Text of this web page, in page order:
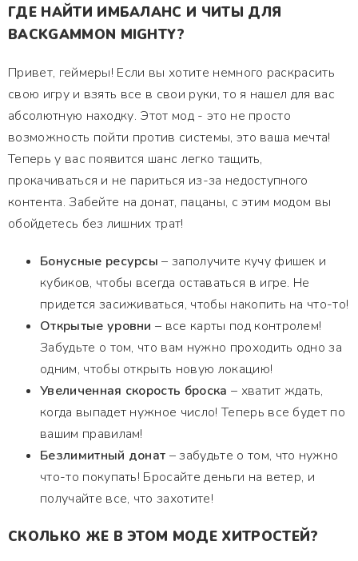
ГДЕ НАЙТИ ИМБАЛАНС И ЧИТЫ ДЛЯ
BACKGAMMON MIGHTY?
Привет, геймеры! Если вы хотите немного раскрасить
свою игру и взять все в свои руки, то я нашел для вас
абсолютную находку. Этот мод - это не просто
возможность пойти против системы, это ваша мечта!
Теперь у вас появится шанс легко тащить,
прокачиваться и не париться из-за недоступного
контента. Забейте на донат, пацаны, с этим модом вы
обойдетесь без лишних трат!
Бонусные ресурсы – заполучите кучу фишек и
кубиков, чтобы всегда оставаться в игре. Не
придется засиживаться, чтобы накопить на что-то!
Открытые уровни – все карты под контролем!
Забудьте о том, что вам нужно проходить одно за
одним, чтобы открыть новую локацию!
Увеличенная скорость броска – хватит ждать,
когда выпадет нужное число! Теперь все будет по
вашим правилам!
Безлимитный донат – забудьте о том, что нужно
что-то покупать! Бросайте деньги на ветер, и
получайте все, что захотите!
СКОЛЬКО ЖЕ В ЭТОМ МОДЕ ХИТРОСТЕЙ?